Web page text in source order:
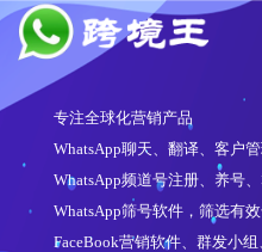
专注全球化营销产品
WhatsApp聊天、翻译、客户
WhatsApp频道号注册、养号
WhatsApp筛号软件，筛选有
FaceBook营销软件、群发小